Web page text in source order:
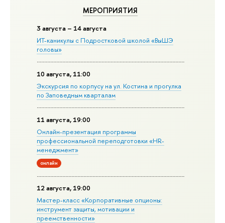
МЕРОПРИЯТИЯ
3 августа – 14 августа
ИТ-каникулы с Подростковой школой «ВыШЭ
головы»
10 августа, 11:00
Экскурсия по корпусу на ул. Костина и прогулка
по Заповедным кварталам
11 августа, 19:00
Онлайн-презентация программы
профессиональной переподготовки «HR-
менеджмент»
онлайн
12 августа, 19:00
Мастер-класс «Корпоративные опционы:
инструмент защиты, мотивации и
преемственности»